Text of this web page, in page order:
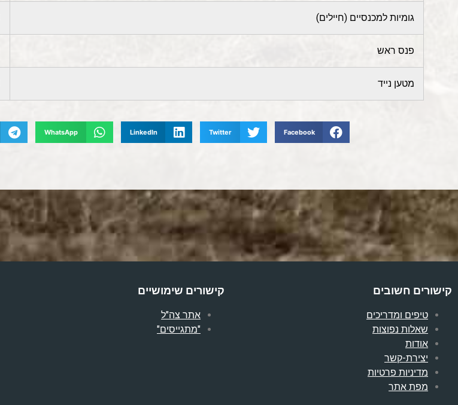
גומיות למכנסיים (חיילים)
פנס ראש
מטען נייד
Facebook
Twitter
LinkedIn
WhatsApp
קישורים חשובים
טיפים ומדריכים
שאלות נפוצות
אודות
יצירת-קשר
מדיניות פרטיות
מפת אתר
קישורים שימושיים
אתר צה"ל
"מתגייסים"